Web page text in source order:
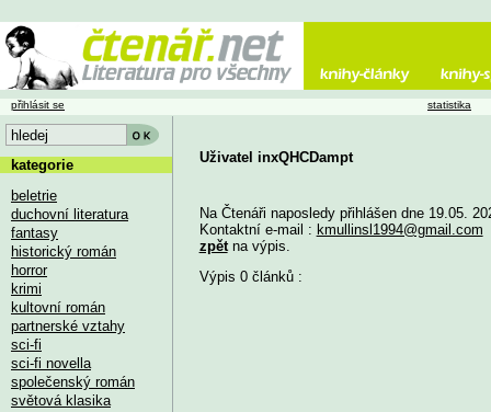
Uživatel inxQHCDampt
Na Čtenáři naposledy přihlášen dne 19.05.
Kontaktní e-mail : kmullinsl1994@gmail.com
zpětna výpis.
Výpis 0 článků :
přihlásit se statistika
kategorie
beletrie
duchovní literatura
fantasy
historický román
horror
krimi
kultovní román
partnerské vztahy
sci-fi
sci-fi novella
společenský román
světová klasika